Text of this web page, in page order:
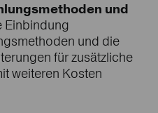
und
Einbindung
und die
für zusätzliche
weiteren Kosten